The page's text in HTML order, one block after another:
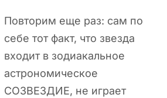
Повторим еще раз: сам по
себе тот факт, что звезда
входит в зодиакальное
астрономическое
СОЗВЕЗДИЕ, не играет